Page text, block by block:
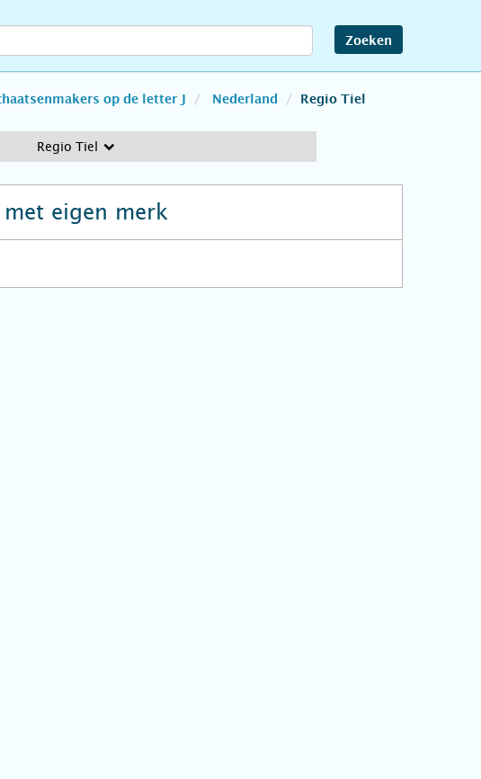
Zoeken
op de letter J Nederland Regio Tiel
Regio Tiel
met eigen merk